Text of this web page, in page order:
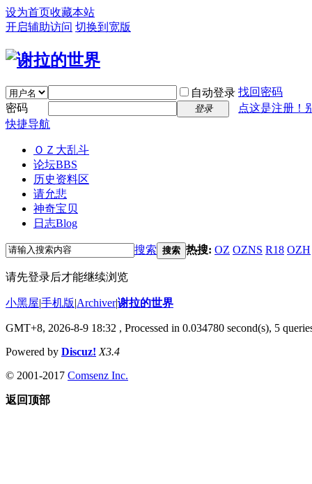
设为首页收藏本站
开启辅助访问 切换到宽版
自动登录 找回密码
密码
登录
点这是注册！
快捷导航
ＯＺ大乱斗
论坛BBS
历史资料区
请允悲
神奇宝贝
日志Blog
搜索 搜索 热搜: OZ OZNS R18 OZH
请先登录后才能继续浏览
小黑屋|手机版|Archiver|谢拉的世界
GMT+8, 2026-8-9 18:32 , Processed in 0.034780 second(s), 5
Powered by Discuz! X3.4
© 2001-2017 Comsenz Inc.
返回顶部